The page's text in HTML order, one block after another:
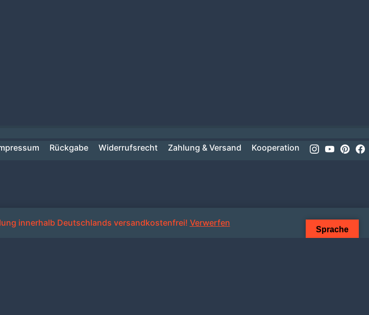
innerhalb Deutschlands versandkostenfrei! Verwerfen
Rückgabe Widerrufsrecht Zahlung & Versand Kooperation Instagram
Youtube
Sprache